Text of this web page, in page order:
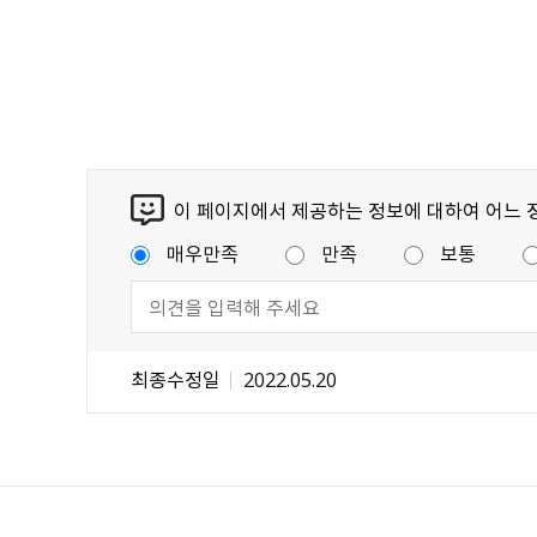
이 페이지에서 제공하는 정보에 대하여 어느
매우만족
만족 보통
최종수정일 2022.05.20